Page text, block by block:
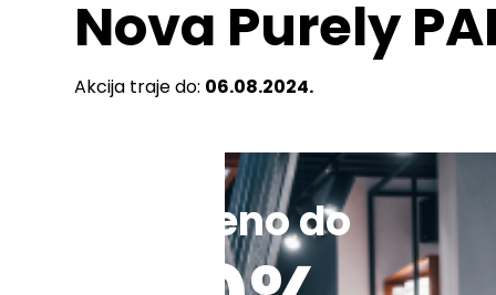
Nova Purely
Akcija traje do: 06.08.2024.
Sniženo do